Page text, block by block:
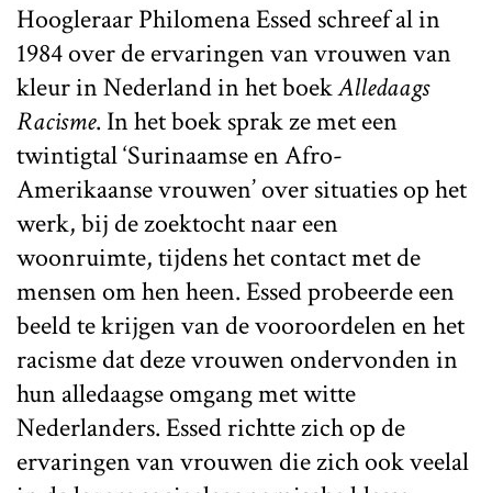
Hoogleraar Philomena Essed schreef al in
1984 over de ervaringen van vrouwen van
kleur in Nederland in het boekAlledaags
Racisme. In het boek sprak ze met een
twintigtal ‘Surinaamse en Afro-
Amerikaanse vrouwen’ over situaties op het
werk, bij de zoektocht naar een
woonruimte, tijdens het contact met de
mensen om hen heen. Essed probeerde een
beeld te krijgen van de vooroordelen en het
racisme dat deze vrouwen ondervonden in
hun alledaagse omgang met witte
Nederlanders. Essed richtte zich op de
ervaringen van vrouwen die zich ook veelal